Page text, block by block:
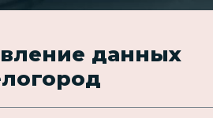
данных